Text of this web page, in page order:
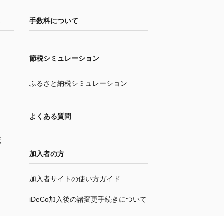
手数料について
節税シミュレーション
ふるさと納税シミュレーション
よくある質問
加入者の方
加入者サイトの使い方ガイド
iDeCo加入後の諸変更手続きについて